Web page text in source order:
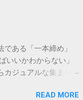
、他の宅配業者と
た各拠点が配送をコ
今抱えている悩みが
物がいったいどこに
を準備する : 送り状
す。 確認できる内
ある「一本締め」
いかわからない」
カジュアルな集まりま
ません。その時間、
READ MORE